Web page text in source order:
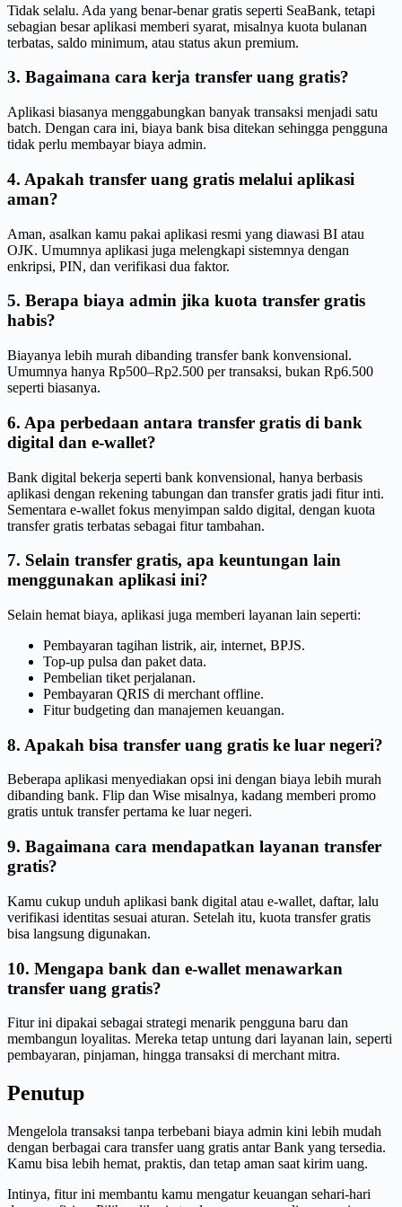
Tidak selalu. Ada yang benar-benar gratis seperti SeaBank, tetapi
sebagian besar aplikasi memberi syarat, misalnya kuota bulanan
terbatas, saldo minimum, atau status akun premium.
3. Bagaimana cara kerja transfer uang gratis?
Aplikasi biasanya menggabungkan banyak transaksi menjadi satu
batch. Dengan cara ini, biaya bank bisa ditekan sehingga pengguna
tidak perlu membayar biaya admin.
4. Apakah transfer uang gratis melalui aplikasi
aman?
Aman, asalkan kamu pakai aplikasi resmi yang diawasi BI atau
OJK. Umumnya aplikasi juga melengkapi sistemnya dengan
enkripsi, PIN, dan verifikasi dua faktor.
5. Berapa biaya admin jika kuota transfer gratis
habis?
Biayanya lebih murah dibanding transfer bank konvensional.
Umumnya hanya Rp500–Rp2.500 per transaksi, bukan Rp6.500
seperti biasanya.
6. Apa perbedaan antara transfer gratis di bank
digital dan e-wallet?
Bank digital bekerja seperti bank konvensional, hanya berbasis
aplikasi dengan rekening tabungan dan transfer gratis jadi fitur inti.
Sementara e-wallet fokus menyimpan saldo digital, dengan kuota
transfer gratis terbatas sebagai fitur tambahan.
7. Selain transfer gratis, apa keuntungan lain
menggunakan aplikasi ini?
Selain hemat biaya, aplikasi juga memberi layanan lain seperti:
Pembayaran tagihan listrik, air, internet, BPJS.
Top-up pulsa dan paket data.
Pembelian tiket perjalanan.
Pembayaran QRIS di merchant offline.
Fitur budgeting dan manajemen keuangan.
8. Apakah bisa transfer uang gratis ke luar negeri?
Beberapa aplikasi menyediakan opsi ini dengan biaya lebih murah
dibanding bank. Flip dan Wise misalnya, kadang memberi promo
gratis untuk transfer pertama ke luar negeri.
9. Bagaimana cara mendapatkan layanan transfer
gratis?
Kamu cukup unduh aplikasi bank digital atau e-wallet, daftar, lalu
verifikasi identitas sesuai aturan. Setelah itu, kuota transfer gratis
bisa langsung digunakan.
10. Mengapa bank dan e-wallet menawarkan
transfer uang gratis?
Fitur ini dipakai sebagai strategi menarik pengguna baru dan
membangun loyalitas. Mereka tetap untung dari layanan lain, seperti
pembayaran, pinjaman, hingga transaksi di merchant mitra.
Penutup
Mengelola transaksi tanpa terbebani biaya admin kini lebih mudah
dengan berbagai cara transfer uang gratis antar Bank yang tersedia.
Kamu bisa lebih hemat, praktis, dan tetap aman saat kirim uang.
Intinya, fitur ini membantu kamu mengatur keuangan sehari-hari